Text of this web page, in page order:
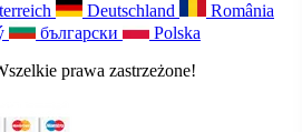
Deutschland
România
български
Polska
prawa zastrzeżone!